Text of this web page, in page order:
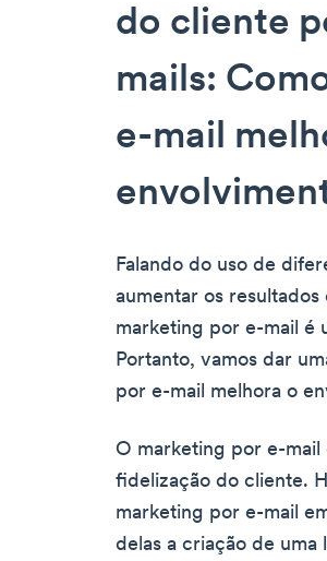
do cliente
mails:
e-mail
Falando do uso de
aumentar os
marketing por e-mail é
Portanto, vamos dar
por e-mail melhora o
O marketing por e-mail
fidelização do cliente.
marketing por e-mail
delas a criação de uma